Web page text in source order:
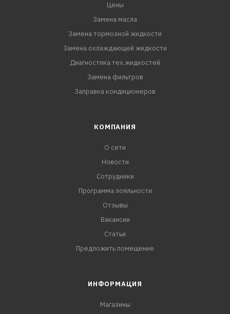
Цены
Замена масла
Замена тормозной жидкости
Замена охлаждающей жидкости
Диагностика тех.жидкостей
Замена фильтров
Заправка кондиционеров
КОМПАНИЯ
О сети
Новости
Сотрудники
Программа лояльности
Отзывы
Вакансии
Статьи
Предложить помещение
ИНФОРМАЦИЯ
Магазины